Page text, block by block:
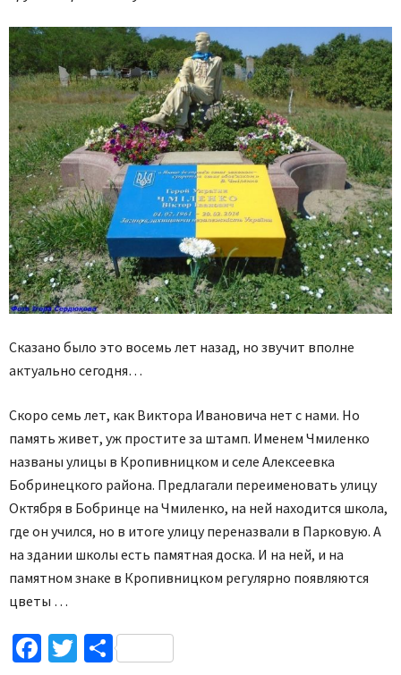
Сказано было это восемь лет назад, но звучит вполне
актуально сегодня…
Скоро семь лет, как Виктора Ивановича нет с нами. Но
память живет, уж простите за штамп. Именем Чмиленко
названы улицы в Кропивницком и селе Алексеевка
Бобринецкого района. Предлагали переименовать улицу
Октября в Бобринце на Чмиленко, на ней находится школа,
где он учился, но в итоге улицу переназвали в Парковую. А
на здании школы есть памятная доска. И на ней, и на
памятном знаке в Кропивницком регулярно появляются
цветы …
Facebook
TwitterПоділитися